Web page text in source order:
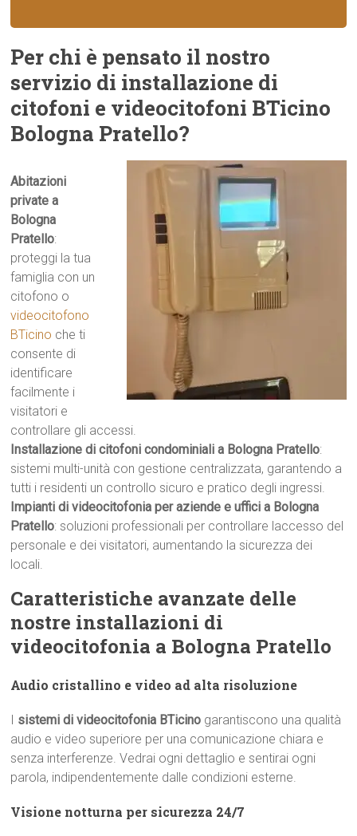
Per chi è pensato il nostro
servizio di installazione di
citofoni e videocitofoni BTicino
Bologna Pratello?
Abitazioni
private a
Bologna
Pratello:
proteggi la tua
famiglia con un
citofono o
videocitofono
BTicino che ti
consente di
identificare
facilmente i
visitatori e
controllare gli accessi.
Installazione di citofoni condominiali a Bologna Pratello:
sistemi multi-unità con gestione centralizzata, garantendo a
tutti i residenti un controllo sicuro e pratico degli ingressi.
Impianti di videocitofonia per aziende e uffici a Bologna
Pratello: soluzioni professionali per controllare laccesso del
personale e dei visitatori, aumentando la sicurezza dei
locali.
Caratteristiche avanzate delle
nostre installazioni di
videocitofonia a Bologna Pratello
Audio cristallino e video ad alta risoluzione
I sistemi di videocitofonia BTicino garantiscono una qualità
audio e video superiore per una comunicazione chiara e
senza interferenze. Vedrai ogni dettaglio e sentirai ogni
parola, indipendentemente dalle condizioni esterne.
Visione notturna per sicurezza 24/7